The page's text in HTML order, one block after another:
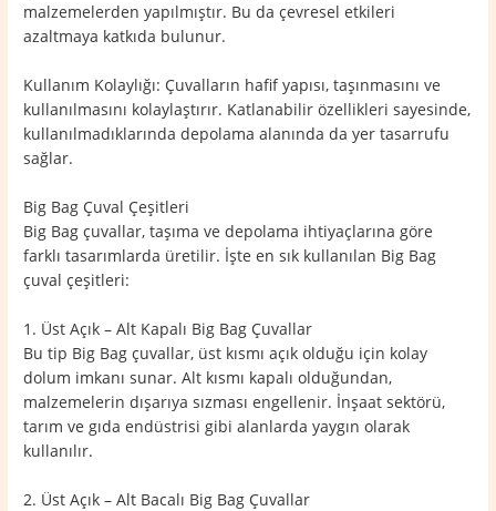
malzemelerden yapılmıştır. Bu da çevresel etkileri
azaltmaya katkıda bulunur.
Kullanım Kolaylığı: Çuvalların hafif yapısı, taşınmasını ve
kullanılmasını kolaylaştırır. Katlanabilir özellikleri sayesinde,
kullanılmadıklarında depolama alanında da yer tasarrufu
sağlar.
Big Bag Çuval Çeşitleri
Big Bag çuvallar, taşıma ve depolama ihtiyaçlarına göre
farklı tasarımlarda üretilir. İşte en sık kullanılan Big Bag
çuval çeşitleri:
1. Üst Açık – Alt Kapalı Big Bag Çuvallar
Bu tip Big Bag çuvallar, üst kısmı açık olduğu için kolay
dolum imkanı sunar. Alt kısmı kapalı olduğundan,
malzemelerin dışarıya sızması engellenir. İnşaat sektörü,
tarım ve gıda endüstrisi gibi alanlarda yaygın olarak
kullanılır.
2. Üst Açık – Alt Bacalı Big Bag Çuvallar